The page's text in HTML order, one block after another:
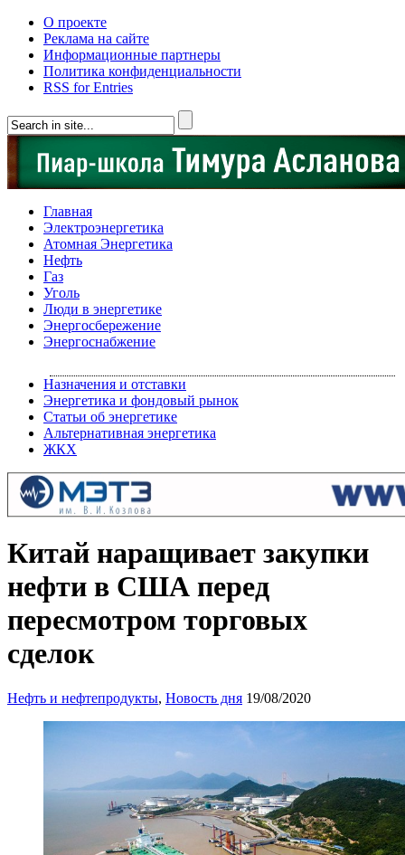
О проекте
Реклама на сайте
Информационные партнеры
Политика конфиденциальности
RSS for Entries
Главная
Электроэнергетика
Атомная Энергетика
Нефть
Газ
Уголь
Люди в энергетике
Энергосбережение
Энергоснабжение
Назначения и отставки
Энергетика и фондовый рынок
Статьи об энергетике
Альтернативная энергетика
ЖКХ
Китай наращивает закупки
нефти в США перед
пересмотром торговых
сделок
Нефть и нефтепродукты, Новость дня 19/08/2020